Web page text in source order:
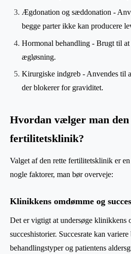
Ægdonation og sæddonation -
begge parter ikke kan producere
Hormonal behandling - Brugt til at
ægløsning.
Kirurgiske indgreb - Anvendes til
der blokerer for graviditet.
Hvordan vælger man
fertilitetsklinik?
Valget af den rette fertilitetsklinik er
nogle faktorer, man bør overveje:
Klinikkens omdømme og
Det er vigtigt at undersøge klinikkens
succeshistorier. Succesrate kan variere
behandlingstyper og patientens